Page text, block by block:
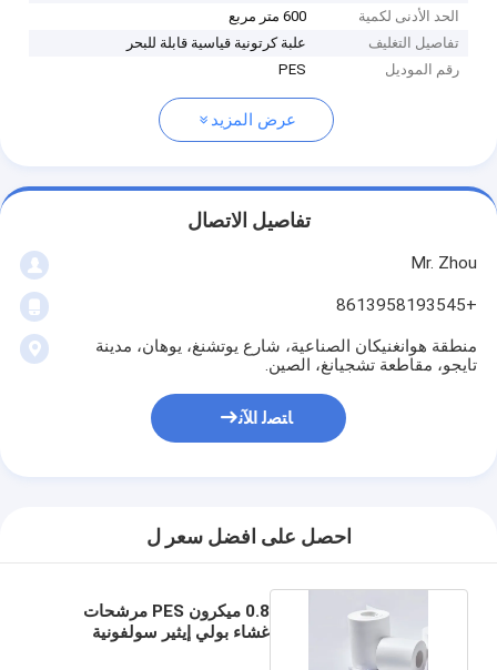
الحد الأدنى لكمية
600 متر مربع
تفاصيل التغليف
علبة كرتونية قياسية قابلة للبحر
رقم الموديل
PES
عرض المزيد
تفاصيل الاتصال
Mr. Zhou
+8613958193545
منطقة هوانغنيكان الصناعية، شارع يوتشنغ، يوهان، مدينة
تايجو، مقاطعة تشجيانغ، الصين.
ﺎﺘﺼﻟ ﺍﻶﻧ
احصل على افضل سعر ل
0.8 ميكرون PES مرشحات
غشاء بولي إيثير سولفونية